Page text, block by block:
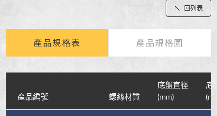
回列表
產品規格表 產品規格圖
產品編號 螺絲材質
底盤直徑
(mm)
底